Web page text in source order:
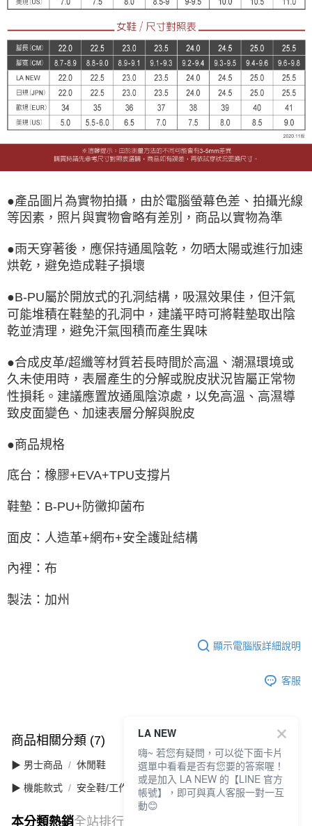
●產品圖片為實物拍攝，由於電腦螢幕色差、拍攝光線
等因素，照片與實物會略有差別，商品以實物為準
●雨天穿著後，應保持通風陰乾，勿晒太陽或進行加速
烘乾，避免造成鞋子損壞
●B-PU屬於開放式的孔洞結構，吸濕效果佳，但汗氣
可能堆積在鞋墊的孔洞中，建議平時可將鞋墊取出陰
乾並清理，避免汗氣囤積而產生異味
●合成皮革/超纖等材質若長時間於高溫、潮濕環境或
久未使用時，表層產生的分解或脫皮狀況皆屬正常物
性損耗。建議應置放通風陰涼處，以免高溫、高濕導
致皮面變色、加速表層分解與脫皮
●商品規格
底台：橡膠+EVA+TPU支撐片
鞋墊：B-PU+防黴抑菌布
面皮：人造革+網布+安全護趾結構
內裡：布
製法：加州
顯示電腦版詳細說明
客服
商品相關分類 (7) 查看全部
▶ 男士商品 休閒鞋
▶ 機能款式 安全鞋/工作鞋
本分類熱銷全站排行
LA NEW
嗨~ 若您有疑問，可以從下面卡片
選單中看看是否有您要的答案喔！
或是加入 LA NEW 的【LINE 官方
帳號】，即可與真人客服一對一互
動😊